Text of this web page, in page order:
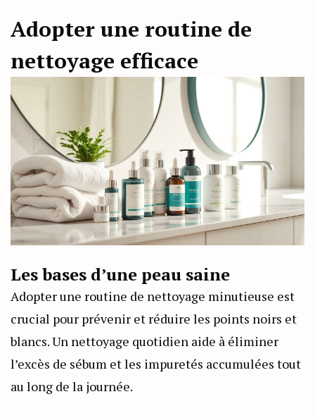
Adopter une routine de
nettoyage efficace
Les bases d’une peau saine
Adopter une routine de nettoyage minutieuse est
crucial pour prévenir et réduire les points noirs et
blancs. Un nettoyage quotidien aide à éliminer
l’excès de sébum et les impuretés accumulées tout
au long de la journée.